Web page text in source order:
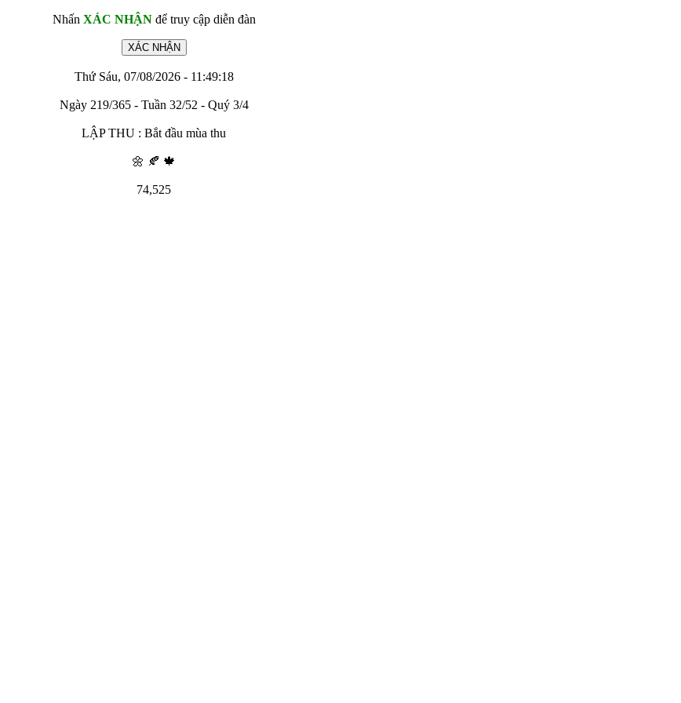
Nhấn XÁC NHẬNđể truy cập diễn đàn
Thứ Sáu, 07/08/2026 - 11:49:18
Ngày 219/365 - Tuần 32/52 - Quý 3/4
LẬP THU : Bắt đầu mùa thu
🌼 🍂 🍁
74,525